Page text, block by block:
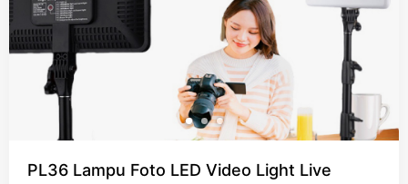
PL36 Lampu Foto LED Video Light Live